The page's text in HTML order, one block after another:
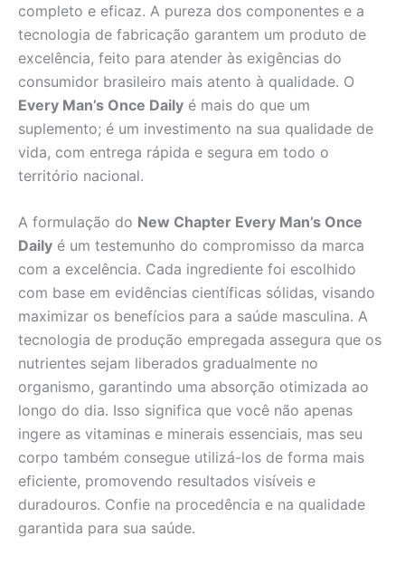
completo e eficaz. A pureza dos componentes e a
tecnologia de fabricação garantem um produto de
excelência, feito para atender às exigências do
consumidor brasileiro mais atento à qualidade. O
Every Man’s Once Daily é mais do que um
suplemento; é um investimento na sua qualidade de
vida, com entrega rápida e segura em todo o
território nacional.
A formulação do New Chapter Every Man’s Once
Daily é um testemunho do compromisso da marca
com a excelência. Cada ingrediente foi escolhido
com base em evidências científicas sólidas, visando
maximizar os benefícios para a saúde masculina. A
tecnologia de produção empregada assegura que os
nutrientes sejam liberados gradualmente no
organismo, garantindo uma absorção otimizada ao
longo do dia. Isso significa que você não apenas
ingere as vitaminas e minerais essenciais, mas seu
corpo também consegue utilizá-los de forma mais
eficiente, promovendo resultados visíveis e
duradouros. Confie na procedência e na qualidade
garantida para sua saúde.